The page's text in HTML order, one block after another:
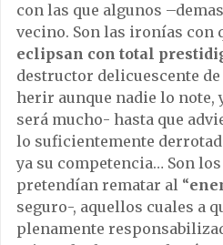
con las que algunos
vecino. Son las ironías con
eclipsan con total
destructor delicuescente de
herir aunque nadie lo note,
será mucho- hasta que
lo suficientemente
ya su competencia… Son
pretendían rematar al “
seguro-, aquellos cuales a
plenamente